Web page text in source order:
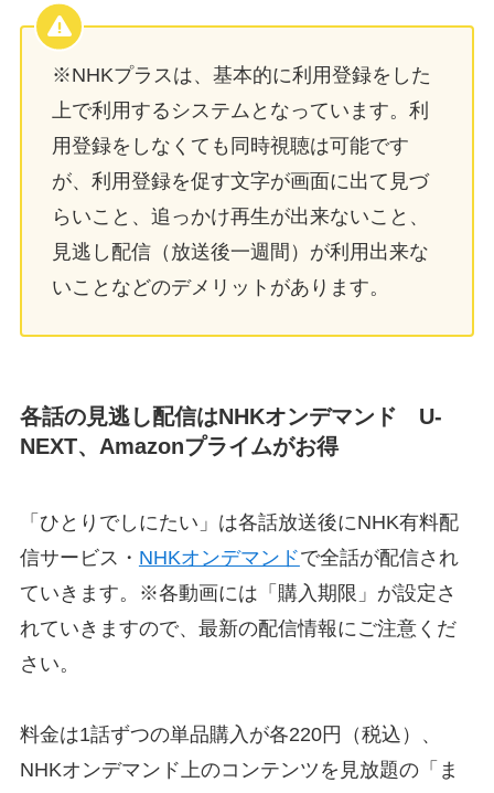
※NHKプラスは、基本的に利用登録をした
上で利用するシステムとなっています。利
用登録をしなくても同時視聴は可能です
が、利用登録を促す文字が画面に出て見づ
らいこと、追っかけ再生が出来ないこと、
見逃し配信（放送後一週間）が利用出来な
いことなどのデメリットがあります。
各話の見逃し配信はNHKオンデマンド U-
NEXT、Amazonプライムがお得
「ひとりでしにたい」は各話放送後にNHK有料配
信サービス・ NHKオンデマンドで全話が配信され
ていきます。※各動画には「購入期限」が設定さ
れていきますので、最新の配信情報にご注意くだ
さい。
料金は1話ずつの単品購入が各220円（税込）、
NHKオンデマンド上のコンテンツを見放題の「ま